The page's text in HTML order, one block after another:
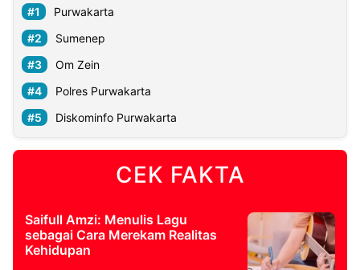
Purwakarta
Sumenep
Om Zein
Polres Purwakarta
Diskominfo Purwakarta
CEK FAKTA
Saifull Amzi: Menulis Lagu
sebagai Cara Merekam Realitas
Kehidupan